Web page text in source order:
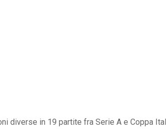
diverse in 19 partite fra Serie A e Coppa